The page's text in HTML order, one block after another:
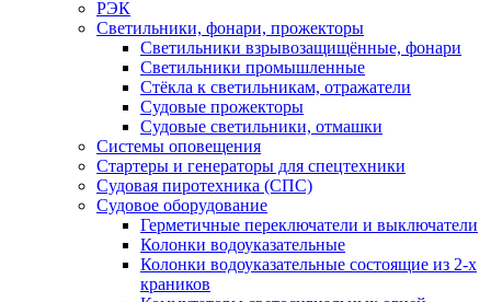
РЭК
Светильники, фонари, прожекторы
Светильники взрывозащищённые, фонари
Светильники промышленные
Стёкла к светильникам, отражатели
Судовые прожекторы
Судовые светильники, отмашки
Системы оповещения
Стартеры и генераторы для спецтехники
Судовая пиротехника (СПС)
Судовое оборудование
Герметичные переключатели и выключатели
Колонки водоуказательные
Колонки водоуказательные состоящие из 2-х
краников